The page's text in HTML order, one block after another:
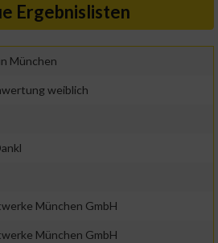
Ergebnislisten
München
weiblich
München GmbH
München GmbH